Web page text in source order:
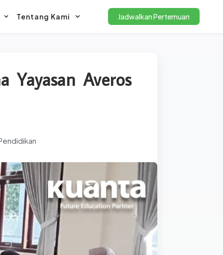
Tentang Kami Jadwalkan Pertemuan
Yayasan Averos